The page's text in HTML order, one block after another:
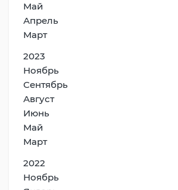
Май
Апрель
Март
2023
Ноябрь
Сентябрь
Август
Июнь
Май
Март
2022
Ноябрь